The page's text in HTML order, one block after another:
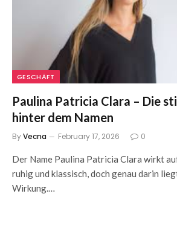
GESCHÄFT
Paulina Patricia Clara – Die
hinter dem Namen
ByVecna February 17, 2026 0
Der Name Paulina Patricia Clara wirkt
ruhig und klassisch, doch genau darin
Wirkung.…